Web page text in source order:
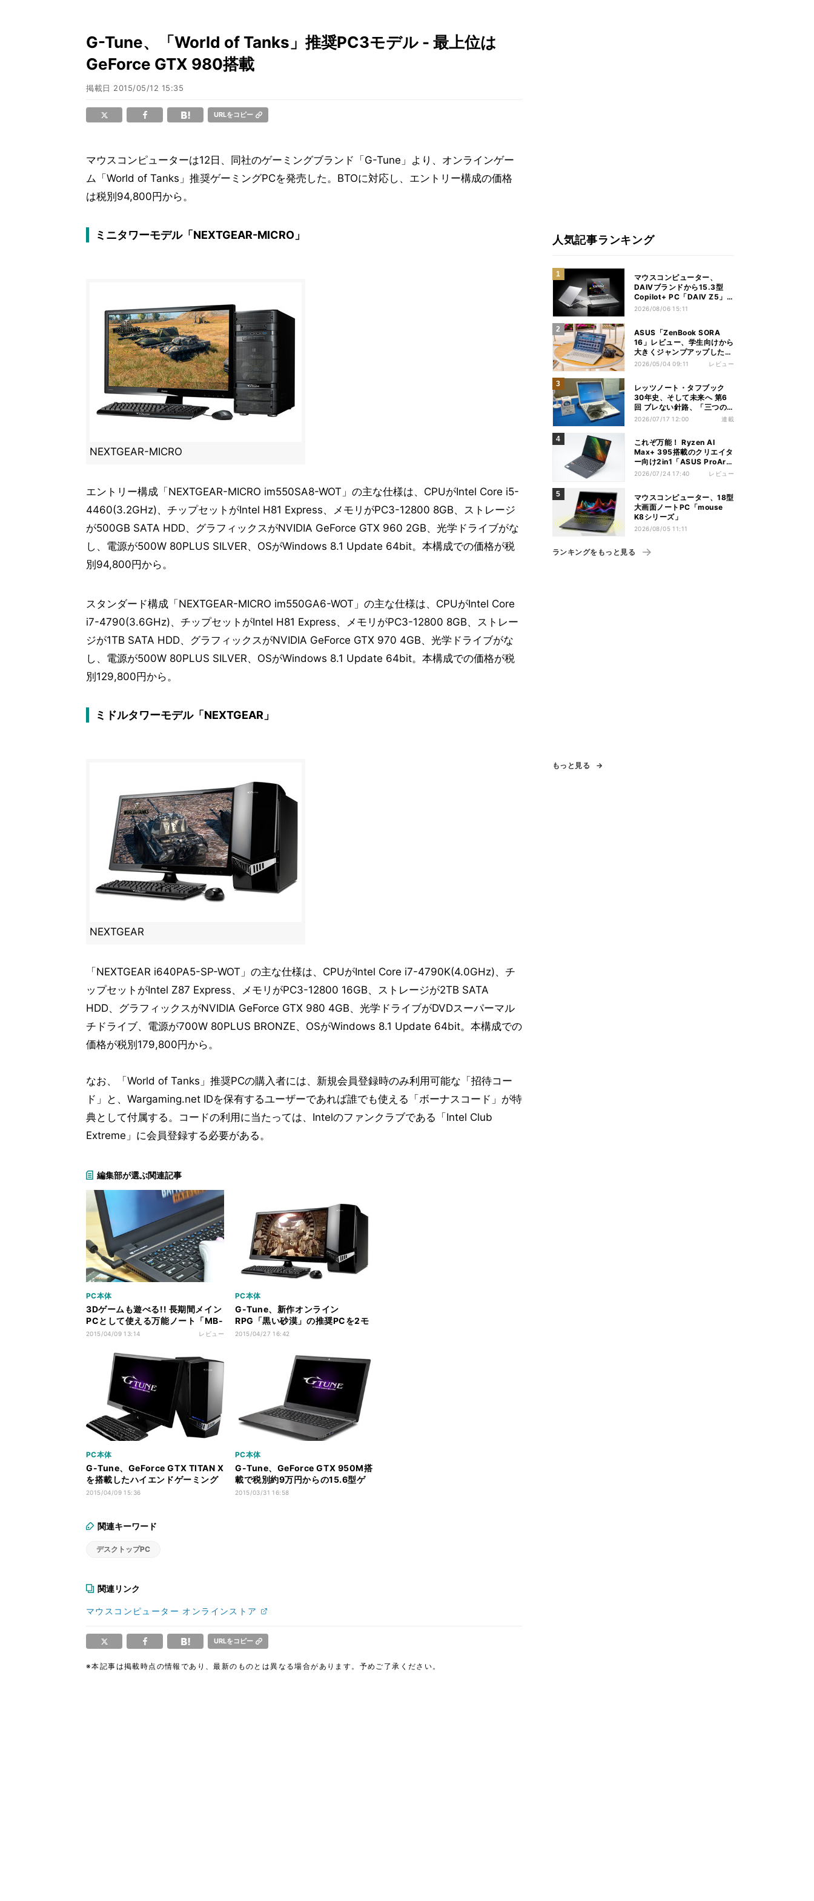
G-Tune、「World of Tanks」推奨PC3モデル - 最上位は
GeForce GTX 980搭載
掲載日 2015/05/12 15:35
URLをコピー
マウスコンピューターは12日、同社のゲーミングブランド「G-Tune」より、オンラインゲー
ム「World of Tanks」推奨ゲーミングPCを発売した。BTOに対応し、エントリー構成の価格
は税別94,800円から。
ミニタワーモデル「NEXTGEAR-MICRO」
NEXTGEAR-MICRO
エントリー構成「NEXTGEAR-MICRO im550SA8-WOT」の主な仕様は、CPUがIntel Core i5-
4460(3.2GHz)、チップセットがIntel H81 Express、メモリがPC3-12800 8GB、ストレージ
が500GB SATA HDD、グラフィックスがNVIDIA GeForce GTX 960 2GB、光学ドライブがな
し、電源が500W 80PLUS SILVER、OSがWindows 8.1 Update 64bit。本構成での価格が税
別94,800円から。
スタンダード構成「NEXTGEAR-MICRO im550GA6-WOT」の主な仕様は、CPUがIntel Core
i7-4790(3.6GHz)、チップセットがIntel H81 Express、メモリがPC3-12800 8GB、ストレー
ジが1TB SATA HDD、グラフィックスがNVIDIA GeForce GTX 970 4GB、光学ドライブがな
し、電源が500W 80PLUS SILVER、OSがWindows 8.1 Update 64bit。本構成での価格が税
別129,800円から。
ミドルタワーモデル「NEXTGEAR」
NEXTGEAR
「NEXTGEAR i640PA5-SP-WOT」の主な仕様は、CPUがIntel Core i7-4790K(4.0GHz)、チ
ップセットがIntel Z87 Express、メモリがPC3-12800 16GB、ストレージが2TB SATA
HDD、グラフィックスがNVIDIA GeForce GTX 980 4GB、光学ドライブがDVDスーパーマル
チドライブ、電源が700W 80PLUS BRONZE、OSがWindows 8.1 Update 64bit。本構成での
価格が税別179,800円から。
なお、「World of Tanks」推奨PCの購入者には、新規会員登録時のみ利用可能な「招待コー
ド」と、Wargaming.net IDを保有するユーザーであれば誰でも使える「ボーナスコード」が特
典として付属する。コードの利用に当たっては、Intelのファンクラブである「Intel Club
Extreme」に会員登録する必要がある。
編集部が選ぶ関連記事
PC本体
3Dゲームも遊べる!! 長期間メイン
PCとして使える万能ノート「MB-
K630X-SSD」
2015/04/09 13:14 レビュー
PC本体
G-Tune、新作オンライン
RPG「黒い砂漠」の推奨PCを2モ
デル
2015/04/27 16:42
PC本体
G-Tune、GeForce GTX TITAN X
を搭載したハイエンドゲーミング
PC2モデル
2015/04/09 15:36
PC本体
G-Tune、GeForce GTX 950M搭
載で税別約9万円からの15.6型ゲ
ーミングノート
2015/03/31 16:58
関連キーワード
デスクトップPC
関連リンク
マウスコンピューター オンラインストア
URLをコピー
※本記事は掲載時点の情報であり、最新のものとは異なる場合があります。予めご了承ください。
人気記事ランキング
マウスコンピューター、
DAIVブランドから15.3型
Copilot+ PC「DAIV Z5」
発売
2026/08/06 15:11
ASUS「ZenBook SORA
16」レビュー、学生向けから
大きくジャンプアップした
Snapdragon X2 Elite
2026/05/04 09:11 レビュー
レッツノート・タフブック
30年史、そして未来へ 第6
回 ブレない針路、「三つの
矢」でシン・レッツノートの
2026/07/17 12:00 連載
これぞ万能！ Ryzen AI
Max+ 395搭載のクリエイタ
ー向け2in1「ASUS ProArt
PX13 HN7306EA」レビュ
2026/07/24 17:40 レビュー
マウスコンピューター、18型
大画面ノートPC「mouse
K8シリーズ」
2026/08/05 11:11
ランキングをもっと見る
もっと見る